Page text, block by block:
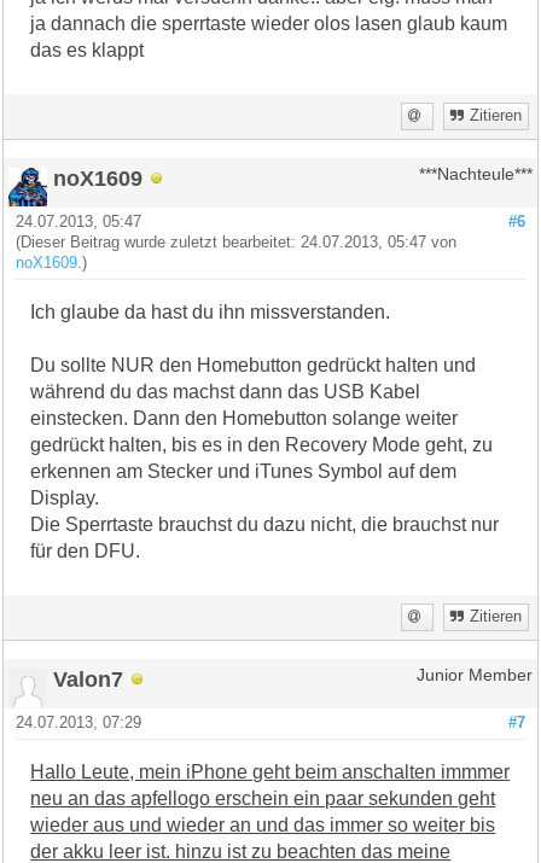
ja dannach die sperrtaste wieder olos lasen glaub kaum
das es klappt
Zitieren
noX1609 ***Nachteule***
#6
24.07.2013, 05:47
(Dieser Beitrag wurde zuletzt bearbeitet: 24.07.2013, 05:47 von
noX1609 .)
Ich glaube da hast du ihn missverstanden.
Du sollte NUR den Homebutton gedrückt halten und
während du das machst dann das USB Kabel
einstecken. Dann den Homebutton solange weiter
gedrückt halten, bis es in den Recovery Mode geht, zu
erkennen am Stecker und iTunes Symbol auf dem
Display.
Die Sperrtaste brauchst du dazu nicht, die brauchst nur
für den DFU.
Zitieren
Valon7 Junior Member
#7
24.07.2013, 07:29
Hallo Leute, mein iPhone geht beim anschalten immmer
neu an das apfellogo erschein ein paar sekunden geht
wieder aus und wieder an und das immer so weiter bis
der akku leer ist. hinzu ist zu beachten das meine